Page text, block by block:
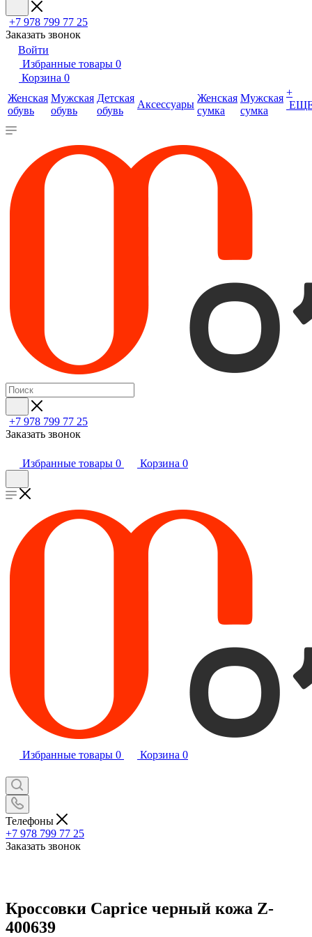
+7 978 799 77 25
Заказать звонок
Войти
Избранные товары 0
Корзина 0
Женская
обувь
Мужская
обувь
Детская
обувь
Аксессуары
Женская
сумка
Мужская
сумка
+
+7 978 799 77 25
Заказать звонок
Избранные товары 0 Корзина 0
Избранные товары 0 Корзина 0
Телефоны
+7 978 799 77 25
Заказать звонок
Кроссовки Caprice черный кожа Z-
400639